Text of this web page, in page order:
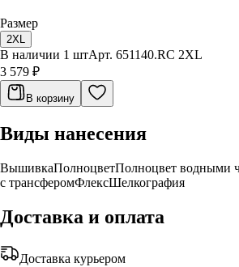
Размер
2XL
В наличии 1 штАрт. 651140.RC 2XL
3 579 ₽
В корзину
Виды нанесения
ВышивкаПолноцветПолноцвет водными
с трансферомФлексШелкография
Доставка и оплата
Доставка курьером